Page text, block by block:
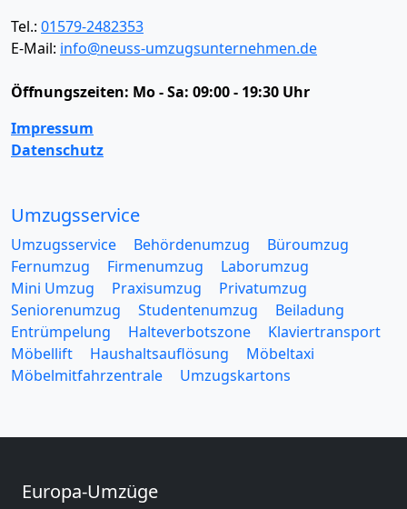
Tel.: 01579-2482353
E-Mail: info@neuss-umzugsunternehmen.de
Öffnungszeiten: Mo - Sa: 09:00 - 19:30 Uhr
Impressum
Datenschutz
Umzugsservice
Umzugsservice Behördenumzug
Büroumzug
Fernumzug
Firmenumzug
Laborumzug
Mini Umzug
Praxisumzug
Privatumzug
Seniorenumzug
Studentenumzug
Beiladung
Entrümpelung
Halteverbotszone
Klaviertransport
Möbellift
Haushaltsauflösung
Möbeltaxi
Möbelmitfahrzentrale
Umzugskartons
Europa-Umzüge